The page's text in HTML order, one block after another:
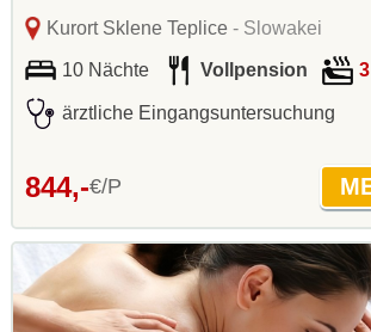
Kurort Sklene Teplice- Slowakei
10 Nächte Vollpension
ärztliche Eingangsuntersuchung
844,-€/P